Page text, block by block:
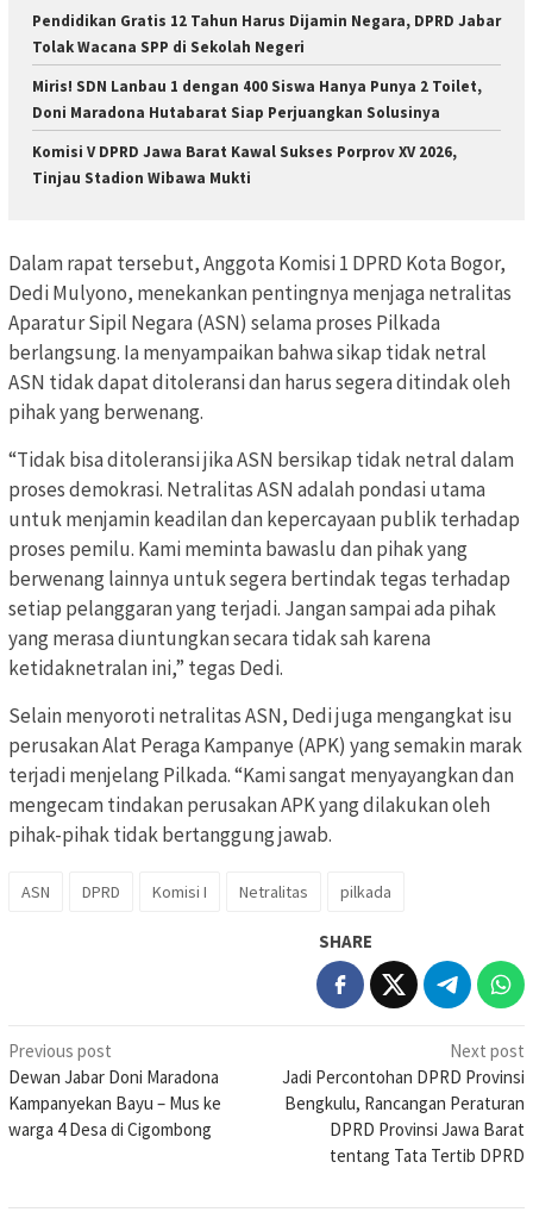
Pendidikan Gratis 12 Tahun Harus Dijamin Negara, DPRD Jabar
Tolak Wacana SPP di Sekolah Negeri
Miris! SDN Lanbau 1 dengan 400 Siswa Hanya Punya 2 Toilet,
Doni Maradona Hutabarat Siap Perjuangkan Solusinya
Komisi V DPRD Jawa Barat Kawal Sukses Porprov XV 2026,
Tinjau Stadion Wibawa Mukti
Dalam rapat tersebut, Anggota Komisi 1 DPRD Kota Bogor,
Dedi Mulyono, menekankan pentingnya menjaga netralitas
Aparatur Sipil Negara (ASN) selama proses Pilkada
berlangsung. Ia menyampaikan bahwa sikap tidak netral
ASN tidak dapat ditoleransi dan harus segera ditindak oleh
pihak yang berwenang.
“Tidak bisa ditoleransi jika ASN bersikap tidak netral dalam
proses demokrasi. Netralitas ASN adalah pondasi utama
untuk menjamin keadilan dan kepercayaan publik terhadap
proses pemilu. Kami meminta bawaslu dan pihak yang
berwenang lainnya untuk segera bertindak tegas terhadap
setiap pelanggaran yang terjadi. Jangan sampai ada pihak
yang merasa diuntungkan secara tidak sah karena
ketidaknetralan ini,” tegas Dedi.
Selain menyoroti netralitas ASN, Dedi juga mengangkat isu
perusakan Alat Peraga Kampanye (APK) yang semakin marak
terjadi menjelang Pilkada. “Kami sangat menyayangkan dan
mengecam tindakan perusakan APK yang dilakukan oleh
pihak-pihak tidak bertanggung jawab.
ASN DPRD Komisi I Netralitas pilkada
SHARE
Post
navigation
Previous post
Dewan Jabar Doni Maradona
Kampanyekan Bayu – Mus ke
warga 4 Desa di Cigombong
Next post
Jadi Percontohan DPRD Provinsi
Bengkulu, Rancangan Peraturan
DPRD Provinsi Jawa Barat
tentang Tata Tertib DPRD